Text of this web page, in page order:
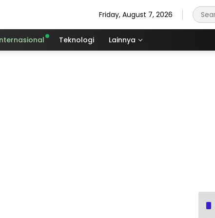
Friday, August 7, 2026
Teknologi Lainnya